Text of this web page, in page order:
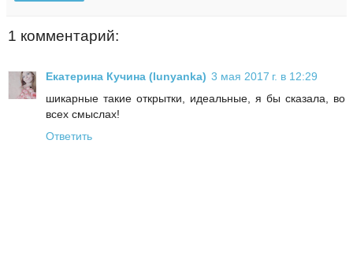
1 комментарий:
Екатерина Кучина (lunyanka) 3 мая 2017 г. в 12:29
шикарные такие открытки, идеальные, я бы сказала, во
всех смыслах!
Ответить